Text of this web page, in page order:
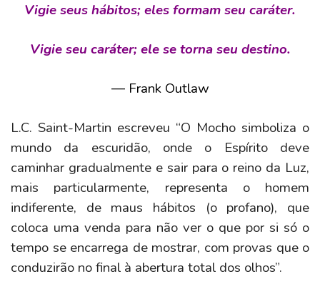
Vigie seus hábitos; eles formam seu caráter.
Vigie seu caráter; ele se torna seu destino.
― Frank Outlaw
L.C. Saint-Martin escreveu “O Mocho simboliza o
mundo da escuridão, onde o Espírito deve
caminhar gradualmente e sair para o reino da Luz,
mais particularmente, representa o homem
indiferente, de maus hábitos (o profano), que
coloca uma venda para não ver o que por si só o
tempo se encarrega de mostrar, com provas que o
conduzirão no final à abertura total dos olhos”.